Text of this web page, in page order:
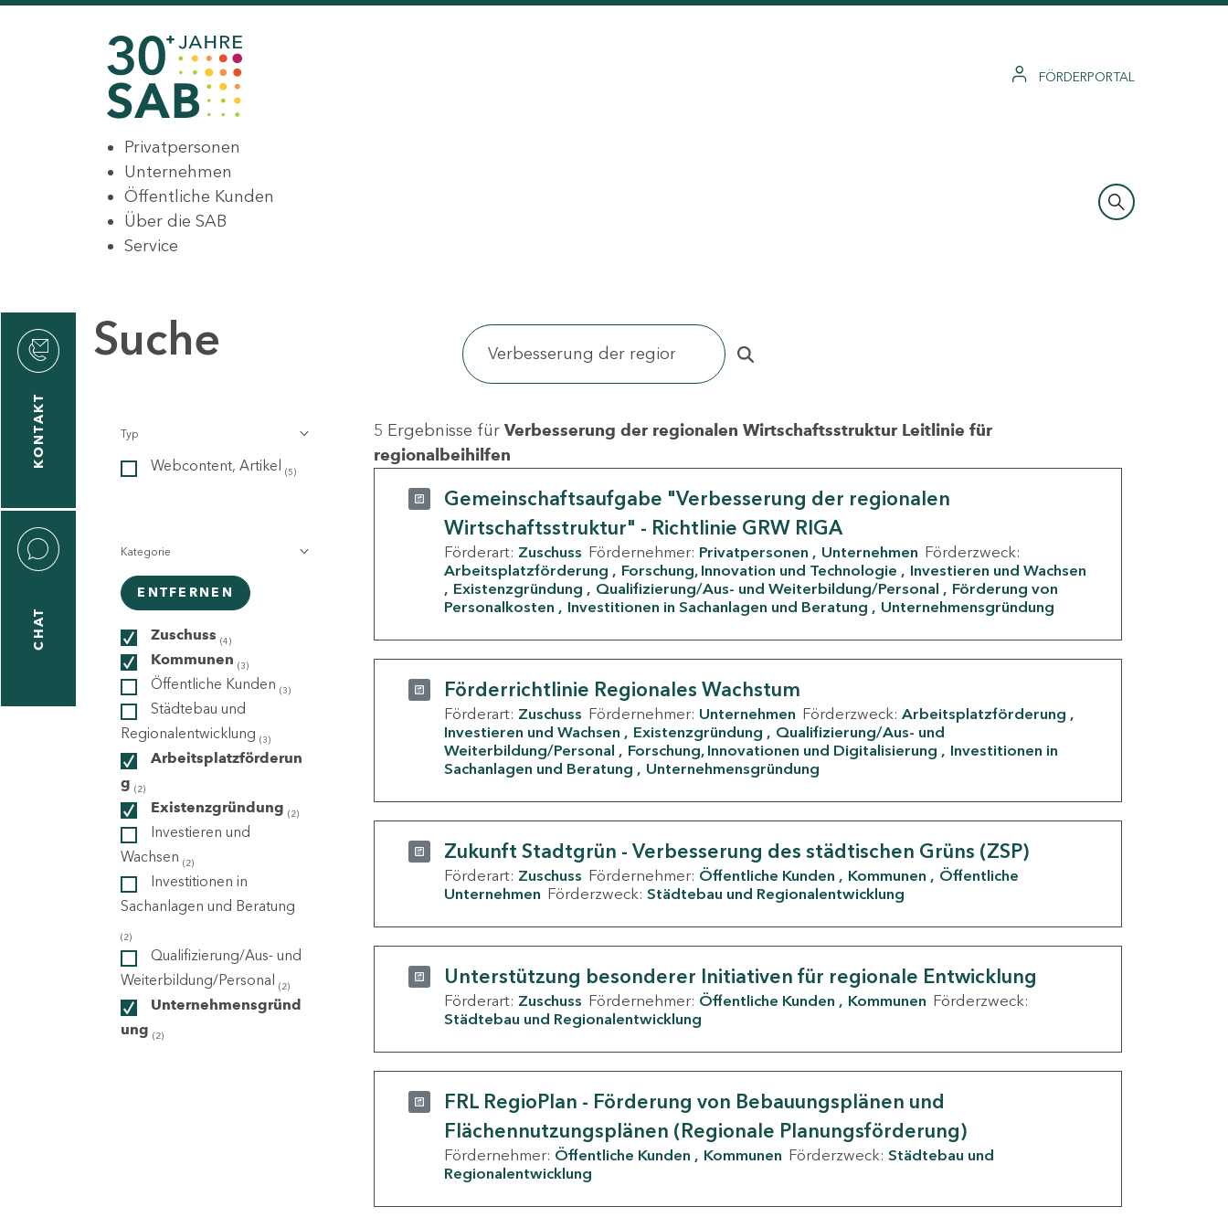
FÖRDERPORTAL
Privatpersonen
Unternehmen
Öffentliche Kunden
Über die SAB
Service
KONTAKT
CHAT
Suche
Typ
Webcontent, Artikel (5)
Kategorie
ENTFERNEN
Zuschuss (4)
Kommunen (3)
Öffentliche Kunden (3)
Städtebau und
Regionalentwicklung (3)
Arbeitsplatzförderun
g (2)
Existenzgründung (2)
Investieren und
Wachsen (2)
Investitionen in
Sachanlagen und Beratung
(2)
Qualifizierung/Aus- und
Weiterbildung/Personal (2)
Unternehmensgründ
ung (2)
5 Ergebnisse für Verbesserung der regionalen Wirtschaftsstruktur Leitlinie für
regionalbeihilfen
Gemeinschaftsaufgabe "Verbesserung der regionalen
Wirtschaftsstruktur" - Richtlinie GRW RIGA
Förderart: Zuschuss Fördernehmer: Privatpersonen Unternehmen Förderzweck:
Arbeitsplatzförderung
Forschung, Innovation und Technologie
Investieren und Wachsen
Existenzgründung
Qualifizierung/Aus- und Weiterbildung/Personal
Förderung von
Personalkosten
Investitionen in Sachanlagen und Beratung Unternehmensgründung
Förderrichtlinie Regionales Wachstum
Förderart: Zuschuss Fördernehmer: Unternehmen Förderzweck: Arbeitsplatzförderung
Investieren und Wachsen
Existenzgründung
Qualifizierung/Aus- und
Weiterbildung/Personal
Forschung, Innovationen und Digitalisierung
Investitionen in
Sachanlagen und Beratung
Unternehmensgründung
Zukunft Stadtgrün - Verbesserung des städtischen Grüns (ZSP)
Förderart: Zuschuss Fördernehmer: Öffentliche Kunden Kommunen
Öffentliche
Unternehmen Förderzweck: Städtebau und Regionalentwicklung
Unterstützung besonderer Initiativen für regionale Entwicklung
Förderart: Zuschuss Fördernehmer: Öffentliche Kunden Kommunen Förderzweck:
Städtebau und Regionalentwicklung
FRL RegioPlan - Förderung von Bebauungsplänen und
Flächennutzungsplänen (Regionale Planungsförderung)
Fördernehmer: Öffentliche Kunden Kommunen Förderzweck: Städtebau und
Regionalentwicklung